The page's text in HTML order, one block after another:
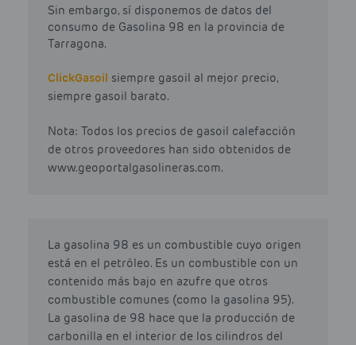
Sin embargo, sí disponemos de datos del
consumo de Gasolina 98 en la provincia de
Tarragona.
ClickGasoil siempre gasoil al mejor precio,
siempre gasoil barato.
Nota: Todos los precios de gasoil calefacción
de otros proveedores han sido obtenidos de
www.geoportalgasolineras.com.
La gasolina 98 es un combustible cuyo origen
está en el petróleo. Es un combustible con un
contenido más bajo en azufre que otros
combustible comunes (como la gasolina 95).
La gasolina de 98 hace que la producción de
carbonilla en el interior de los cilindros del